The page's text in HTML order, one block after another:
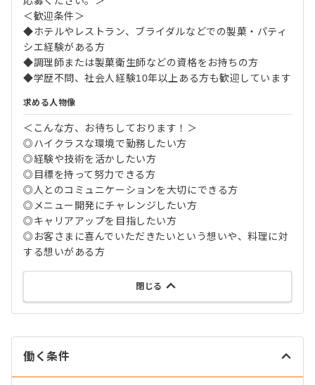
＜歓迎条件＞
◆ホテルやレストラン、ブライダルなどでの製菓・パティ
シエ経験がある方
◆調理師または製菓衛生師などの資格をお持ちの方
◆学歴不問、社会人経験10年以上ある方も歓迎しています
求める人物像
＜こんな方、お待ちしております！＞
◎ハイクラスな環境で勤務したい方
◎経験や技術を活かしたい方
◎目標を持って努力できる方
◎人とのコミュニケーションを大切にできる方
◎メニュー開発にチャレンジしたい方
◎キャリアアップを目指したい方
◎お客さまに喜んでいただきたいという想いや、料理に対
する想いがある方
閉じる
働く条件